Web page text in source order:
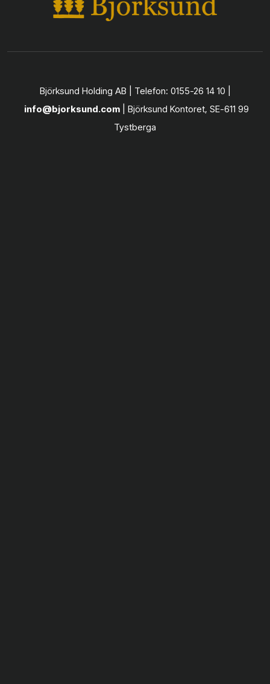
Björksund Holding AB | Telefon: 0155-26 14 10 |
info@bjorksund.com| Björksund Kontoret, SE-611 99
Tystberga